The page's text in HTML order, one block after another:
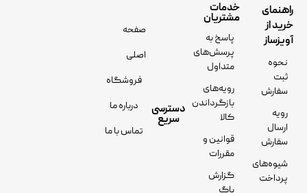
راهنمای
خرید از
آویزساز
نحوه
ثبت
سفارش
رویه
ارسال
سفارش
شیوه‌های
پرداخت
خدمات
مشتریان
پاسخ به
پرسش‌های
متداول
رویه‌های
بازگرداندن
کالا
قوانین و
مقررات
گزارش
دسترسی
سریع
صفحه
اصلی
فروشگاه
درباره ما
تماس با ما